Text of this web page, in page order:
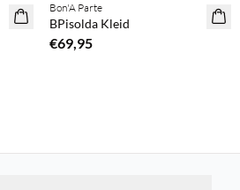
NEUHEITEN
Bon'A Parte
BPisolda Kleid
€69,95